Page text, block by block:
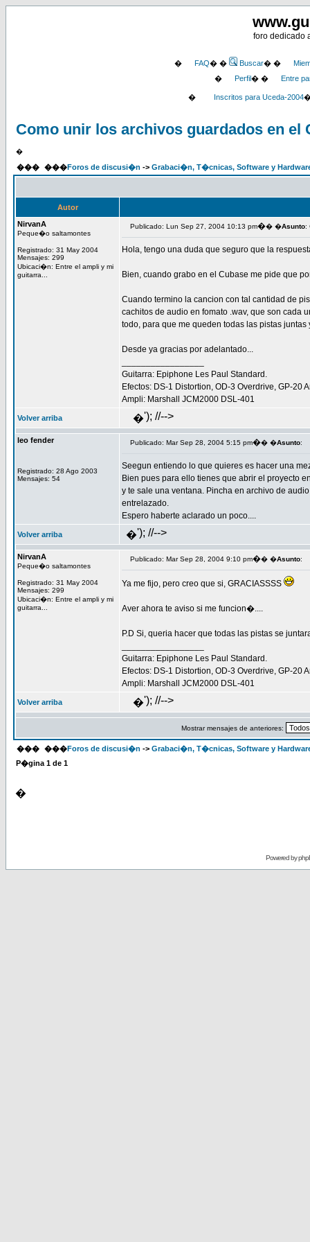
foro dedicado
� FAQ� � Buscar� �
�
Perfil� � Entre
� Inscritos para Uceda-2004
Como unir los archivos guardados en el
�
��� ���Foros de discusi�n -> Grabaci�n, T�cnicas, Software y
Autor
NirvanA
Peque�o saltamontes
Registrado: 31 May 2004
Mensajes: 299
Ubicaci�n: Entre el ampli y mi
guitarra...
Publicado: Lun Sep 27, 2004 10:13 pm�� �Asunto:
Hola, tengo una duda que seguro que la
Bien, cuando grabo en el Cubase me pide que
Cuando termino la cancion con tal cantidad de
cachitos de audio en fomato .wav, que son cada
todo, para que me queden todas las pistas
Desde ya gracias por adelantado...
Guitarra: Epiphone Les Paul Standard.
Efectos: DS-1 Distortion, OD-3 Overdrive, GP-20
Ampli: Marshall JCM2000 DSL-401
Volver arriba �'); //-->
leo fender
Registrado: 28 Ago 2003
Mensajes: 54
Publicado: Mar Sep 28, 2004 5:15 pm�� �Asunto:
Seegun entiendo lo que quieres es hacer una
Bien pues para ello tienes que abrir el proyecto
y te sale una ventana. Pincha en archivo de
entrelazado.
Espero haberte aclarado un poco....
Volver arriba �'); //-->
NirvanA
Peque�o saltamontes
Registrado: 31 May 2004
Mensajes: 299
Ubicaci�n: Entre el ampli y mi
guitarra...
Publicado: Mar Sep 28, 2004 9:10 pm�� �Asunto:
Ya me fijo, pero creo que si, GRACIASSSS
Aver ahora te aviso si me funcion�....
P.D Si, queria hacer que todas las pistas se
Guitarra: Epiphone Les Paul Standard.
Efectos: DS-1 Distortion, OD-3 Overdrive, GP-20
Ampli: Marshall JCM2000 DSL-401
Volver arriba �'); //-->
Mostrar mensajes de anteriores:
��� ���Foros de discusi�n -> Grabaci�n, T�cnicas, Software y
P�gina 1 de 1
�
Powered by